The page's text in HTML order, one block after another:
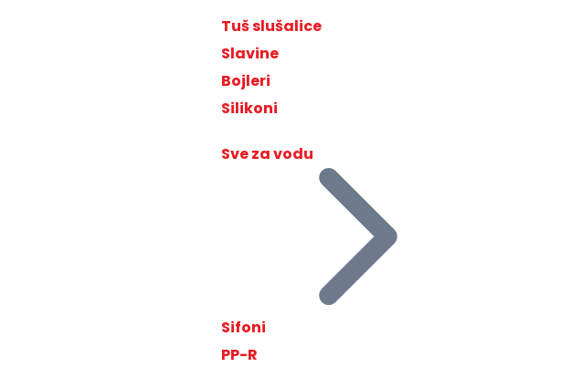
Tuš slušalice
Slavine
Bojleri
Silikoni
Sve za vodu
Sifoni
PP-R